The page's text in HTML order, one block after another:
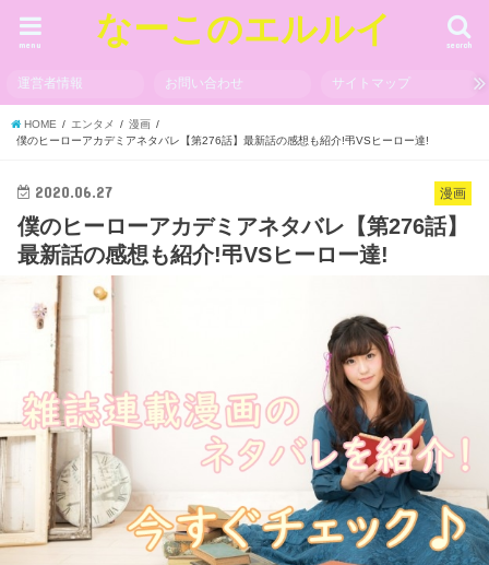
なーこのエルルイ search
menu
運営者情報 お問い合わせ サイトマップ
HOME エンタメ
漫画
僕のヒーローアカデミアネタバレ【第276話】最新話の感想も紹介!弔VSヒーロー達!
漫画
2020.06.27
僕のヒーローアカデミアネタバレ【第276話】
最新話の感想も紹介!弔VSヒーロー達!